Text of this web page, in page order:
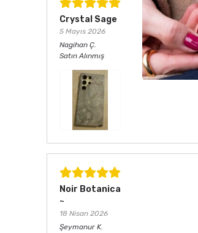
Crystal Sage
5 Mayıs 2026
Nagihan Ç.
Satın Alınmış
Noir Botanica
~
18 Nisan 2026
Şeymanur K.